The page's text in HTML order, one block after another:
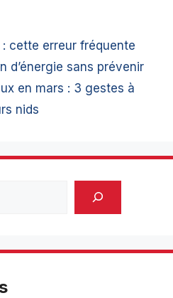
: cette erreur fréquente
d’énergie sans prévenir
en mars : 3 gestes à
nids